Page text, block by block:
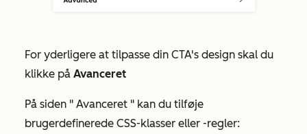
For yderligere at tilpasse din CTA's design skal du
klikke på Avanceret
På siden " Avanceret " kan du tilføje
brugerdefinerede CSS-klasser eller -regler: